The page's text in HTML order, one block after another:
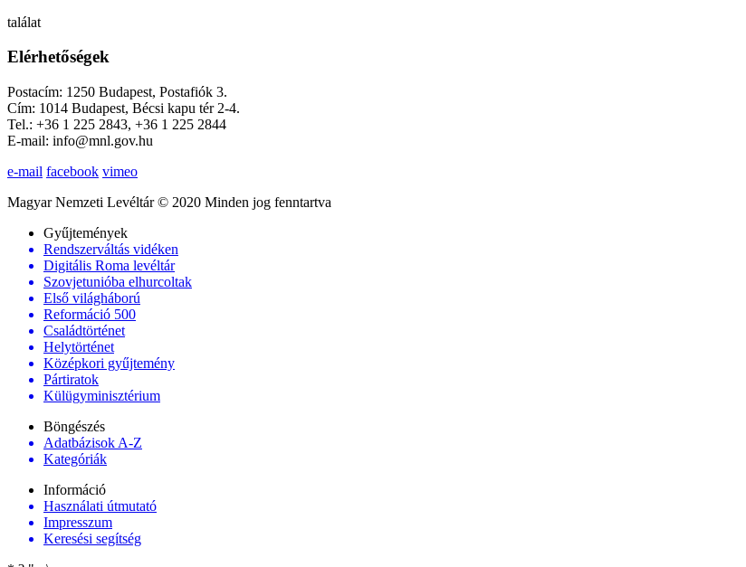
találat
Elérhetőségek
Postacím: 1250 Budapest, Postafiók 3.
Cím: 1014 Budapest, Bécsi kapu tér 2-4.
Tel.: +36 1 225 2843, +36 1 225 2844
E-mail: info@mnl.gov.hu
e-mail facebook vimeo
Magyar Nemzeti Levéltár © 2020 Minden jog fenntartva
Gyűjtemények
Rendszerváltás vidéken
Digitális Roma levéltár
Szovjetunióba elhurcoltak
Első világháború
Reformáció 500
Családtörténet
Helytörténet
Középkori gyűjtemény
Pártiratok
Külügyminisztérium
Böngészés
Adatbázisok A-Z
Kategóriák
Információ
Használati útmutató
Impresszum
Keresési segítség